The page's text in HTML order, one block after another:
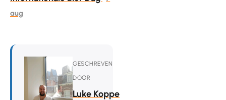
aug
GESCHREVEN
DOOR
Luke Koppe